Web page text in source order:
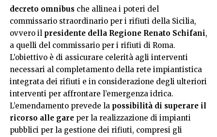
decreto omnibus che allinea i poteri del
commissario straordinario per i rifiuti della Sicilia,
ovvero il presidente della Regione Renato Schifani,
a quelli del commissario per i rifiuti di Roma.
L’obiettivo è di assicurare celerità agli interventi
necessari al completamento della rete impiantistica
integrata dei rifiuti e in considerazione degli ulteriori
interventi per affrontare l’emergenza idrica.
L’emendamento prevede la possibilità di superare il
ricorso alle gare per la realizzazione di impianti
pubblici per la gestione dei rifiuti, compresi gli